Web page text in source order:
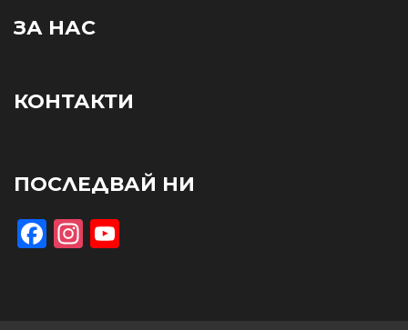
ЗА НАС
КОНТАКТИ
ПОСЛЕДВАЙ НИ
Facebook
Instagram